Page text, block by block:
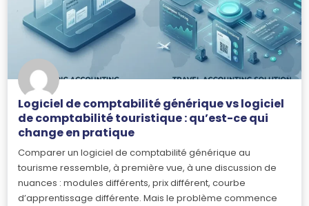
Logiciel de comptabilité générique vs logiciel
de comptabilité touristique : qu’est-ce qui
change en pratique
Comparer un logiciel de comptabilité générique au
tourisme ressemble, à première vue, à une discussion de
nuances : modules différents, prix différent, courbe
d’apprentissage différente. Mais le problème commence